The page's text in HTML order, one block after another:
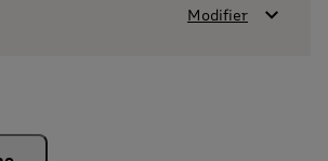
Modifier